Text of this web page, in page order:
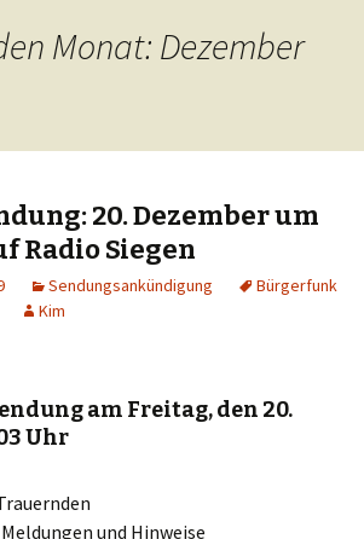
Monat: Dezember
20. Dezember um
Radio Siegen
Sendungsankündigung
Bürgerfunk
Kim
am Freitag, den 20.
Uhr
und Hinweise